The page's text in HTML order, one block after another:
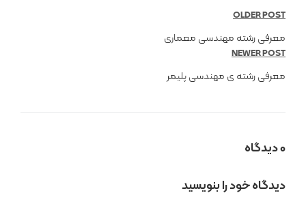
OLDER POST
معرفی رشته مهندسی معماری
NEWER POST
معرفی رشته ی مهندسی پلیمر
0 دیدگاه
دیدگاه خود را بنویسید